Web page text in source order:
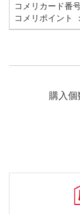
コメリカード番
コメリポイント
購入個